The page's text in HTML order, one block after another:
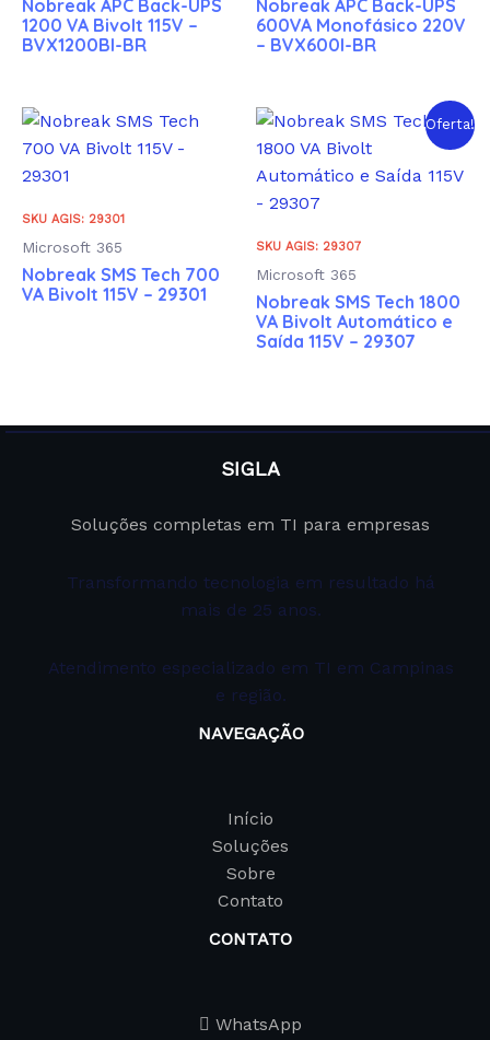
Nobreak APC Back-UPS
1200 VA Bivolt 115V –
BVX1200BI-BR
Nobreak APC Back-UPS
600VA Monofásico 220V
– BVX600I-BR
SKU AGIS: 29301
Microsoft 365
Nobreak SMS Tech 700
VA Bivolt 115V – 29301
Oferta!
SKU AGIS: 29307
Microsoft 365
Nobreak SMS Tech 1800
VA Bivolt Automático e
Saída 115V – 29307
SIGLA
Soluções completas em TI para empresas
Transformando tecnologia em resultado há
mais de 25 anos.
Atendimento especializado em TI em Campinas
e região.
NAVEGAÇÃO
Início
Soluções
Sobre
Contato
CONTATO
WhatsApp